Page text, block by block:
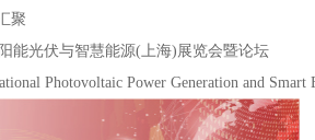
聚
能光伏与智慧能源(上海)展览会暨论坛
Photovoltaic Power Generation and